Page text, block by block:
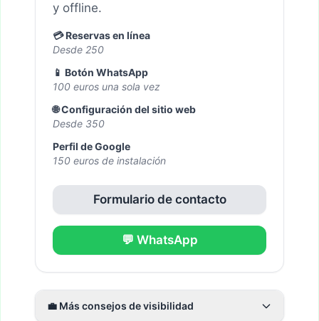
y offline.
💳 Reservas en línea
Desde 250
📱 Botón WhatsApp
100 euros una sola vez
🌐 Configuración del sitio web
Desde 350
Perfil de Google
150 euros de instalación
Formulario de contacto
💬 WhatsApp
💼 Más consejos de visibilidad